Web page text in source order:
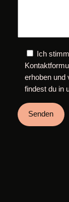
Ich
erhoben und
findest du in